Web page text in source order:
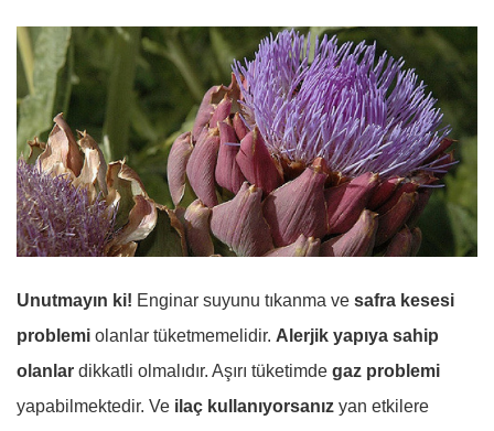
Unutmayın ki! Enginar suyunu tıkanma ve safra kesesi
problemi olanlar tüketmemelidir. Alerjik yapıya sahip
olanlar dikkatli olmalıdır. Aşırı tüketimde gaz problemi
yapabilmektedir. Ve ilaç kullanıyorsanız yan etkilere